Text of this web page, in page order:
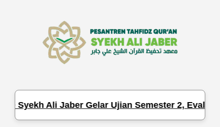
Syekh Ali Jaber Gelar Ujian Semester 2,